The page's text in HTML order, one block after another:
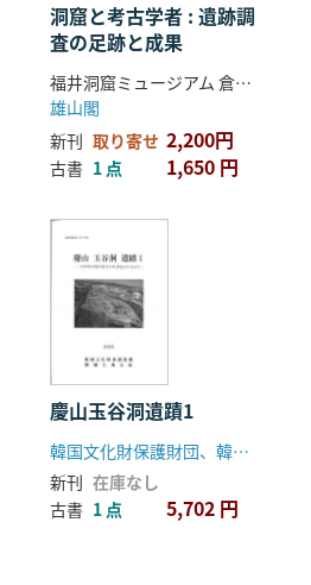
洞窟と考古学者 : 遺跡調
査の足跡と成果
福井洞窟ミュージアム 倉敷考古館 編集
雄山閣
新刊 取り寄せ 2,200円
古書 1 点 1,650 円
慶山玉谷洞遺蹟1
韓国文化財保護財団、韓国土地公社
新刊 在庫なし
古書 1 点 5,702 円